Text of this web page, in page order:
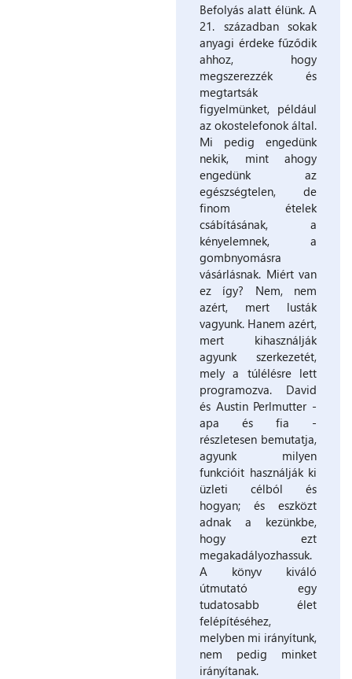
Befolyás alatt élünk. A
21. században sokak
anyagi érdeke fűződik
ahhoz, hogy
megszerezzék és
megtartsák
figyelmünket, például
az okostelefonok által.
Mi pedig engedünk
nekik, mint ahogy
engedünk az
egészségtelen, de
finom ételek
csábításának, a
kényelemnek, a
gombnyomásra
vásárlásnak. Miért van
ez így? Nem, nem
azért, mert lusták
vagyunk. Hanem azért,
mert kihasználják
agyunk szerkezetét,
mely a túlélésre lett
programozva. David
és Austin Perlmutter -
apa és fia -
részletesen bemutatja,
agyunk milyen
funkcióit használják ki
üzleti célból és
hogyan; és eszközt
adnak a kezünkbe,
hogy ezt
megakadályozhassuk.
A könyv kiváló
útmutató egy
tudatosabb élet
felépítéséhez,
melyben mi irányítunk,
nem pedig minket
irányítanak.